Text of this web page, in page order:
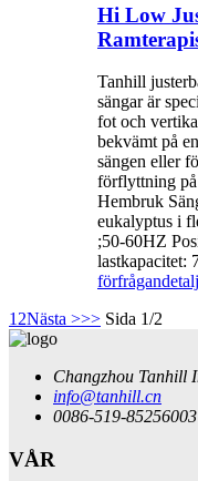
Hi Low
Tanhill
sängar är
fot och
bekvämt på
sängen eller
förflyttning
Hembruk
eukalyptus i
;50-60HZ
lastkapacitet:
förfrågandetalj
1 2Nästa >>> Sida 1/2
Changzhou Tanhill
info@tanhill.cn
0086-519-85256003
VÅR